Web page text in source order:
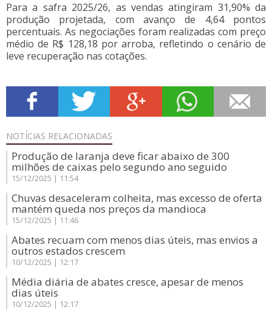
Para a safra 2025/26, as vendas atingiram 31,90% da
produção projetada, com avanço de 4,64 pontos
percentuais. As negociações foram realizadas com preço
médio de R$ 128,18 por arroba, refletindo o cenário de
leve recuperação nas cotações.
NOTÍCIAS RELACIONADAS
Produção de laranja deve ficar abaixo de 300
milhões de caixas pelo segundo ano seguido
15/12/2025 | 11:54
Chuvas desaceleram colheita, mas excesso de oferta
mantém queda nos preços da mandioca
15/12/2025 | 11:46
Abates recuam com menos dias úteis, mas envios a
outros estados crescem
10/12/2025 | 12:17
Média diária de abates cresce, apesar de menos
dias úteis
10/12/2025 | 12:17